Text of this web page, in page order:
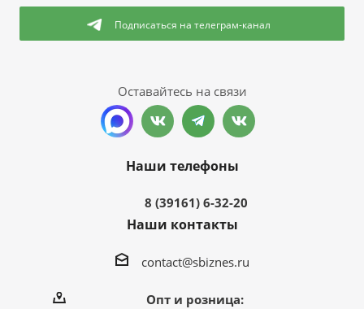
Подписаться на телеграм-канал
Оставайтесь на связи
Наши телефоны
8 (39161) 6-32-20
Наши контакты
contact@sbiznes.ru
Опт и розница: